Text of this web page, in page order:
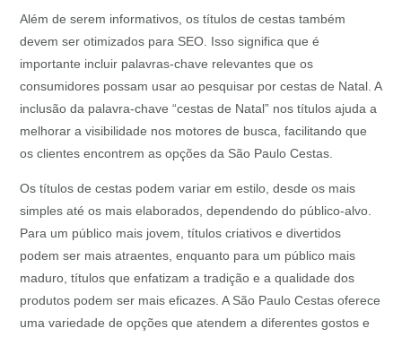
Além de serem informativos, os títulos de cestas também
devem ser otimizados para SEO. Isso significa que é
importante incluir palavras-chave relevantes que os
consumidores possam usar ao pesquisar por cestas de Natal. A
inclusão da palavra-chave “cestas de Natal” nos títulos ajuda a
melhorar a visibilidade nos motores de busca, facilitando que
os clientes encontrem as opções da São Paulo Cestas.
Os títulos de cestas podem variar em estilo, desde os mais
simples até os mais elaborados, dependendo do público-alvo.
Para um público mais jovem, títulos criativos e divertidos
podem ser mais atraentes, enquanto para um público mais
maduro, títulos que enfatizam a tradição e a qualidade dos
produtos podem ser mais eficazes. A São Paulo Cestas oferece
uma variedade de opções que atendem a diferentes gostos e